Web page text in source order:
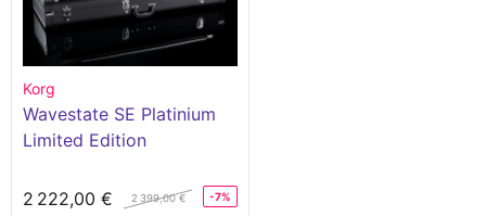
Korg
Wavestate SE Platinium
Limited Edition
2 222,00 € 2 399,00 € -7%